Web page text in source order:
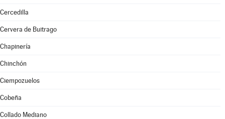
Cercedilla
Cervera de Buitrago
Chapinería
Chinchón
Ciempozuelos
Cobeña
Collado Mediano